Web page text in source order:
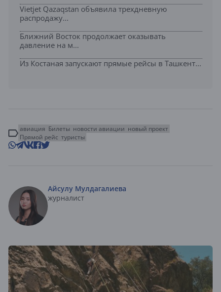
Vietjet Qazaqstan объявила трехдневную
распродажу...
Ближний Восток продолжает оказывать
давление на м...
Из Костаная запускают прямые рейсы в Ташкент...
авиация Билеты новости авиации новый проект
Прямой рейс туристы
Айсулу Мулдагалиева
журналист